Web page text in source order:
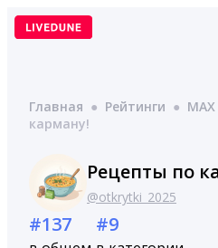
Перейти
Главная ● Рейтинги ● MAX
карману!
Рецепты по
@otkrytki_2025
#137 #9